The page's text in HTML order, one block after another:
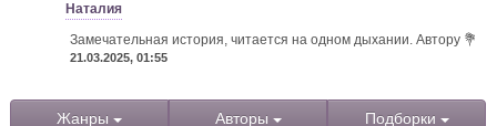
Наталия
Замечательная история, читается на одном дыхании. Автору 💐
21.03.2025, 01:55
Жанры Авторы Подборки